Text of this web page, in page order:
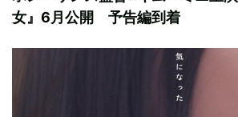
女』6月公開 予告編到着